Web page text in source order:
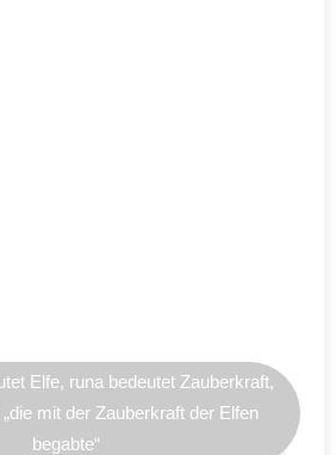
Elfe, runa bedeutet Zauberkraft,
mit der Zauberkraft der Elfen
begabte“